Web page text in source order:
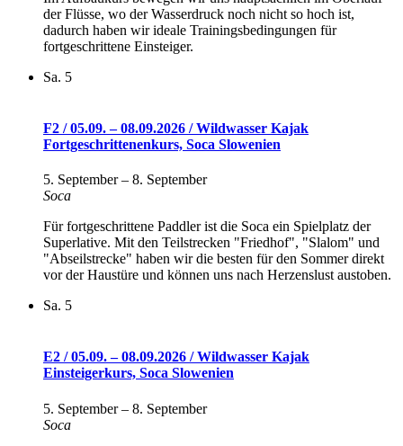
der Flüsse, wo der Wasserdruck noch nicht so hoch ist,
dadurch haben wir ideale Trainingsbedingungen für
fortgeschrittene Einsteiger.
Sa. 5
F2 / 05.09. – 08.09.2026 / Wildwasser Kajak
Fortgeschrittenenkurs, Soca Slowenien
5. September– 8. September
Soca
Für fortgeschrittene Paddler ist die Soca ein Spielplatz der
Superlative. Mit den Teilstrecken "Friedhof", "Slalom" und
"Abseilstrecke" haben wir die besten für den Sommer direkt
vor der Haustüre und können uns nach Herzenslust austoben.
Sa. 5
E2 / 05.09. – 08.09.2026 / Wildwasser Kajak
Einsteigerkurs, Soca Slowenien
5. September– 8. September
Soca